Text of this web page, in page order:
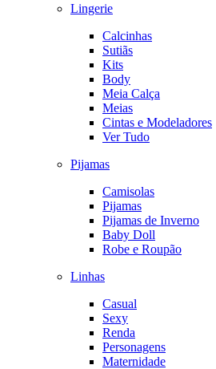
Lingerie
Calcinhas
Sutiãs
Kits
Body
Meia Calça
Meias
Cintas e Modeladores
Ver Tudo
Pijamas
Camisolas
Pijamas
Pijamas de Inverno
Baby Doll
Robe e Roupão
Linhas
Casual
Sexy
Renda
Personagens
Maternidade